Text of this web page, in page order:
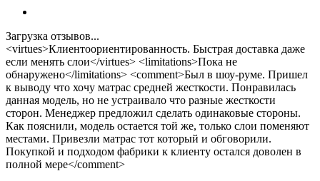
Загрузка отзывов...
<virtues>Клиентоориентированность. Быстрая доставка даже
если менять слои</virtues> <limitations>Пока не
обнаружено</limitations> <comment>Был в шоу-руме. Пришел
к выводу что хочу матрас средней жесткости. Понравилась
данная модель, но не устраивало что разные жесткости
сторон. Менеджер предложил сделать одинаковые стороны.
Как пояснили, модель остается той же, только слои поменяют
местами. Привезли матрас тот который и обговорили.
Покупкой и подходом фабрики к клиенту остался доволен в
полной мере</comment>